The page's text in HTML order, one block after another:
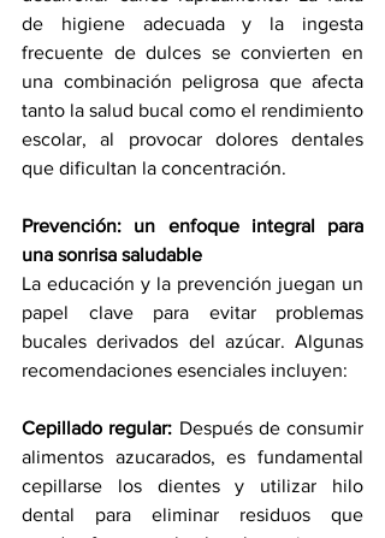
de higiene adecuada y la ingesta
frecuente de dulces se convierten en
una combinación peligrosa que afecta
tanto la salud bucal como el rendimiento
escolar, al provocar dolores dentales
que dificultan la concentración.
Prevención: un enfoque integral para
una sonrisa saludable
La educación y la prevención juegan un
papel clave para evitar problemas
bucales derivados del azúcar. Algunas
recomendaciones esenciales incluyen:
Cepillado regular: Después de consumir
alimentos azucarados, es fundamental
cepillarse los dientes y utilizar hilo
dental para eliminar residuos que